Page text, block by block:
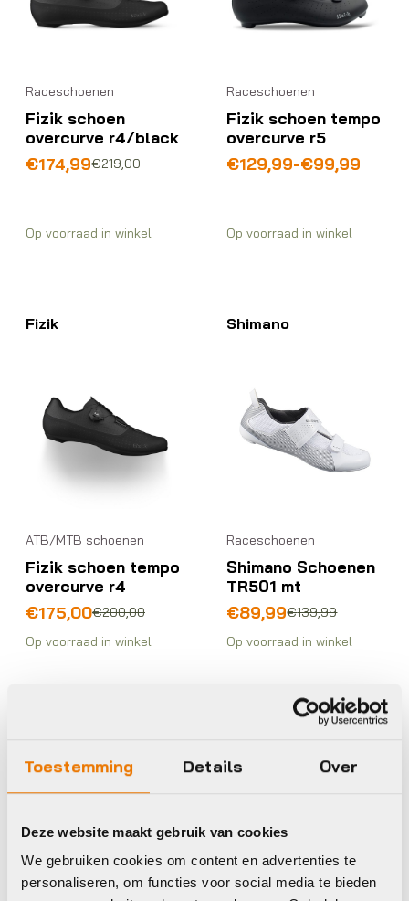
Toestemming Details Over
Deze website maakt gebruik van cookies
We gebruiken cookies om content en advertenties te
personaliseren, om functies voor social media te bieden
Raceschoenen
Fizik schoen
overcurve r4/black
€219,00
Oorspronkelijke
€174,99
Huidige
Op voorraad in winkel
Raceschoenen
Fizik schoen tempo
overcurve r5
€99,99
-
€129,99
Prijsklasse:
Op voorraad in winkel
Fizik
ATB/MTB schoenen
Fizik schoen tempo
overcurve r4
€200,00
Oorspronkelijke
was:
€175,00
Huidige
is:
Op voorraad in winkel
Shimano
Raceschoenen
Shimano Schoenen
TR501 mt
€139,99
Oorspronkelijke
was:
€89,99
Huidige
is:
Op voorraad in winkel